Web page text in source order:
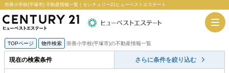
崇善小学校(平塚市) 不動産情報一覧｜センチュリー21ヒューベストエステート
TOPページ 物件検索 崇善小学校(平塚市)の不動産情報一覧
現在の検索条件 さらに条件を絞り込む